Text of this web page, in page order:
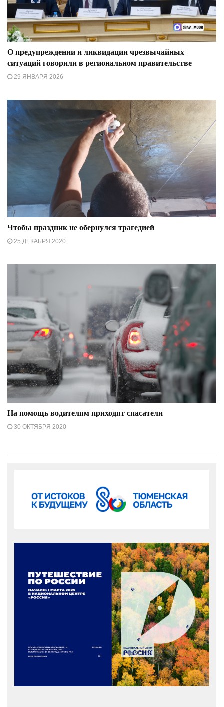
О предупреждении и ликвидации чрезвычайных
ситуаций говорили в региональном правительстве
29 ЯНВАРЯ 2026
Чтобы праздник не обернулся трагедией
25 ДЕКАБРЯ 2020
На помощь водителям приходят спасатели
30 ОКТЯБРЯ 2020